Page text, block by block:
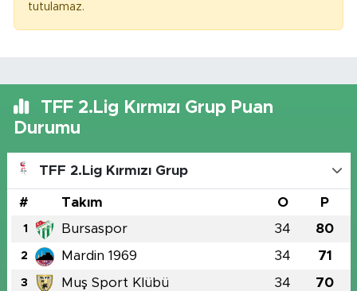
tutulamaz.
TFF 2.Lig Kırmızı Grup Puan
Durumu
TFF 2.Lig Kırmızı Grup
# Takım O P
1 Bursaspor 34 80
2 Mardin 1969 34 71
3 Muş Sport Klübü 34 70